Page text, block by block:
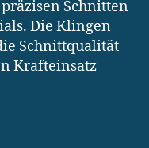
Schnitten
Die Klingen
Schnittqualität
Krafteinsatz